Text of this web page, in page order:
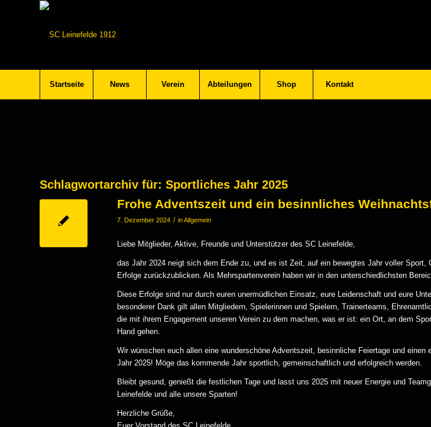
Startseite News Verein Abteilungen Shop Kontakt
Schlagwortarchiv für: Sportliches Jahr 2025
Frohe Adventszeit und ein besinnliches
7. Dezember 2024 / inAllgemein
Liebe Mitglieder, Aktive, Freunde und Unterstützer des SC Leinefelde,
das Jahr 2024 neigt sich dem Ende zu, und es ist Zeit, auf ein bewegtes Jahr voller Sport,
Erfolge zurückzublicken. Als Mehrspartenverein haben wir in den unterschiedlichsten
Diese Erfolge sind nur durch euren unermüdlichen Einsatz, eure Leidenschaft und eure
besonderer Dank gilt allen Mitgliedern, Spielerinnen und Spielern, Trainerteams,
die mit ihrem Engagement unseren Verein zu dem machen, was er ist: ein Ort, an dem
Hand gehen.
Wir wünschen euch allen eine wunderschöne Adventszeit, besinnliche Feiertage und einen
Jahr 2025! Möge das kommende Jahr sportlich, gemeinschaftlich und erfolgreich werden.
Bleibt gesund, genießt die festlichen Tage und lasst uns 2025 mit neuer Energie und
Leinefelde und alle unsere Sparten!
Herzliche Grüße,